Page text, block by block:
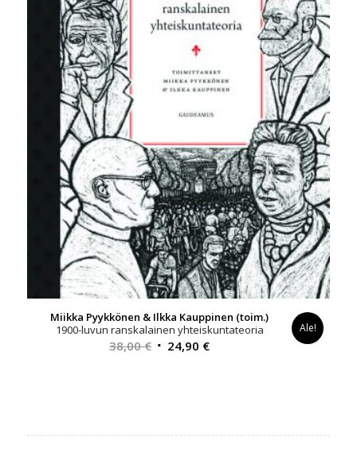
Miikka Pyykkönen & Ilkka Kauppinen (toim.)
1900-luvun ranskalainen yhteiskuntateoria
38,00€ Alkuperäinen
24,90 €Nykyinen
Ale!